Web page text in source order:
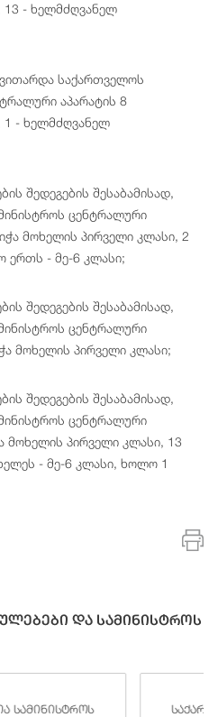
- ხელმძღვანელ
საქართველოს
აპარატის 8
- ხელმძღვანელ
შედეგების შესაბამისად,
ცენტრალური
მოხელის პირველი კლასი, 2
ერთს - მე-6 კლასი;
შედეგების შესაბამისად,
ცენტრალური
მოხელის პირველი კლასი;
შედეგების შესაბამისად,
ცენტრალური
მოხელის პირველი კლასი, 13
- მე-6 კლასი, ხოლო 1
და სამინისტროს
სამინისტროს